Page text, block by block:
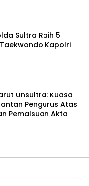
Sultra Raih 5
Kapolri
Unsultra: Kuasa
Pengurus Atas
Pemalsuan Akta